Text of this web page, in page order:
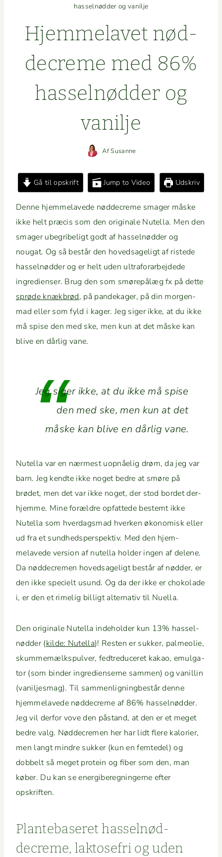
hasselnødder og vanilje
Hjem­melavet nød­
decreme med 86%
has­sel­nød­der og
vanilje
AfSusanne
Gå til opskrift Jump to Video Udskriv
Denne hjem­melavede nød­decreme smager måske
ikke helt præ­cis som den orig­i­nale Nutel­la. Men den
smager ube­gri­beligt godt af has­sel­nød­der og
nougat. Og så består den hov­ed­sageligt af rist­ede
has­sel­nød­der og er helt uden ultra­forar­be­jd­ede
ingre­di­enser. Brug den som smørepålæg fx på dette
sprøde knæk­brød, på pan­dek­ager, på din mor­gen­
mad eller som fyld i kager. Jeg siger ikke, at du ikke
må spise den med ske, men kun at det måske kan
blive en dårlig vane.
Jeg siger ikke, at du ikke må spise
den med ske, men kun at det
måske kan blive en dårlig vane.
Nutel­la var en nærmest uop­nåelig drøm, da jeg var
barn. Jeg kendte ikke noget bedre at smøre på
brødet, men det var ikke noget, der stod bor­det der­
hjemme. Mine foræl­dre opfat­tede bestemt ikke
Nutel­la som hverdags­mad hverken økonomisk eller
ud fra et sund­hedsper­spek­tiv. Med den hjem­
melavede ver­sion af nutel­la hold­er ingen af delene.
Da nød­decre­men hov­ed­sageligt består af nød­der, er
den ikke specielt usund. Og da der ikke er choko­lade
i, er den et rimelig bil­ligt alter­na­tiv til Nuella.
Den orig­i­nale Nutel­la inde­hold­er kun 13% has­sel­
nød­der (kilde: Nutel­la)! Resten er sukker, palme­olie,
skum­memælk­spul­ver, fedtre­duc­eret kakao, emul­ga­
tor (som binder ingre­di­enserne sam­men) og vanillin
(vanil­jes­mag). Til sam­men­lign­ingbestår denne
hjem­melavede nød­decreme af 86% has­sel­nød­der.
Jeg vil der­for vove den pås­tand, at den er et meget
bedre valg. Nød­decre­men her har lidt flere kalo­ri­er,
men langt min­dre sukker (kun en femt­edel) og
dobbelt så meget pro­tein og fiber som den, man
køber. Du kan se energibereg­ningerne efter
opskriften.
Plante­baseret has­sel­nød­
decreme, lak­tose­fri og uden